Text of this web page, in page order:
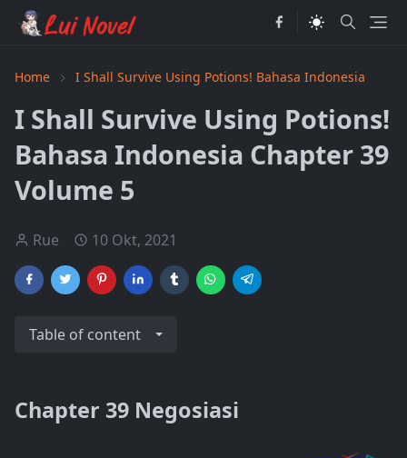
Home I Shall Survive Using Potions! Bahasa Indonesia
I Shall Survive Using Potions!
Bahasa Indonesia Chapter 39
Volume 5
Rue 10 Okt, 2021
Table of content
Chapter 39 Negosiasi